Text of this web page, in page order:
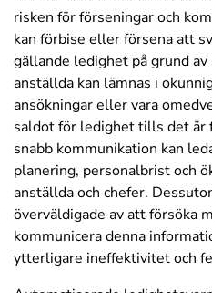
risken för förseningar och
kan förbise eller försena att
gällande ledighet på grund av
anställda kan lämnas i
ansökningar eller vara
saldot för ledighet tills det är
snabb kommunikation kan
planering, personalbrist och
anställda och chefer.
överväldigade av att försöka
kommunicera denna
ytterligare ineffektivitet och